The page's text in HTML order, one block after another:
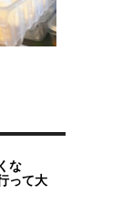
な
って大